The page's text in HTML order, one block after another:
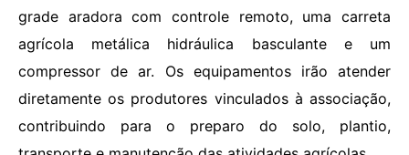
grade aradora com controle remoto, uma carreta
agrícola metálica hidráulica basculante e um
compressor de ar. Os equipamentos irão atender
diretamente os produtores vinculados à associação,
contribuindo para o preparo do solo, plantio,